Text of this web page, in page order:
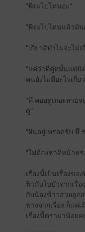
"พี่จะไปไหนอ่ะ"
"พี่จะไปไหนแล้วมัน
"เกี่ยวสิทำไมจะไม่
"แค่ว่าที่คู่หมั้นแต่ยั
คนยังไม่มีอะไรเกี่ย
"หึ คอยดูเถอะสวย
ดู"
"ฝันอยู่เหรอครับ หึ
"ไม่ต้องชาติหน้าห
เรื่องนี้เป็นเรื่องข
ฟิวกับใบบัวจากเรื่อ
กับน้องข้าวสวยลูก
ฟ่างจากเรื่อง ก็แค่เ
เรื่องนี้ดราม่าน้อย